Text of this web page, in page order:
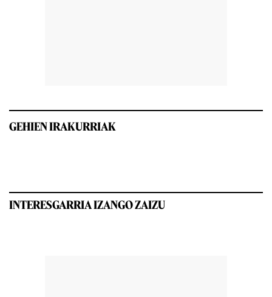
GEHIEN IRAKURRIAK
INTERESGARRIA IZANGO ZAIZU